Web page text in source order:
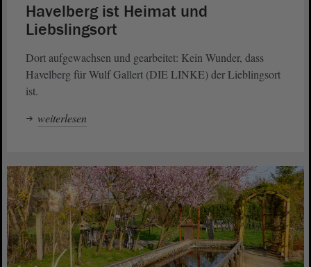
Havelberg ist Heimat und
Liebslingsort
Dort aufgewachsen und gearbeitet: Kein Wunder, dass
Havelberg für Wulf Gallert (DIE LINKE) der Lieblingsort
ist.
weiterlesen